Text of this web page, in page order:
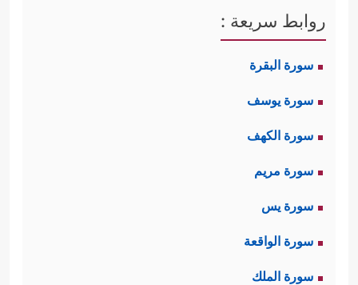
روابط سريعة :
سورة البقرة
سورة يوسف
سورة الكهف
سورة مريم
سورة يس
سورة الواقعة
سورة الملك